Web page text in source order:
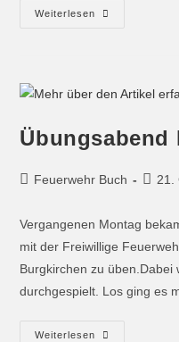
Weiterlesen
Übungsabend
Feuerwehr Buch 21.
Vergangenen Montag
mit der Freiwillige
Burgkirchen zu
durchgespielt. Los ging es
Weiterlesen